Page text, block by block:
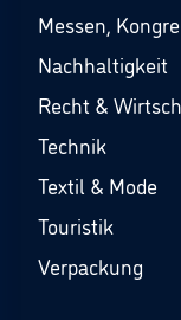
Messen,
Nachhaltigkeit
Recht &
Technik
Textil & Mode
Touristik
Verpackung